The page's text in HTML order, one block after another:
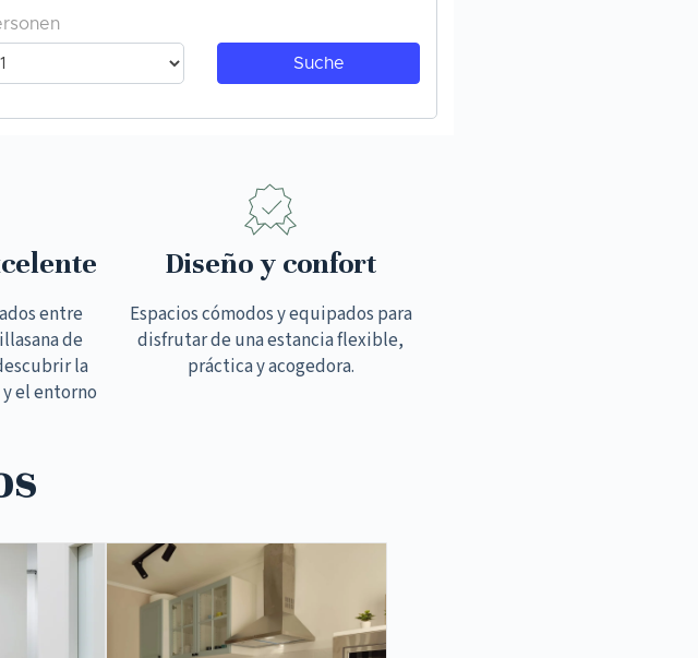
entre
de
la
el entorno
Diseño y confort
Espacios cómodos y equipados para
disfrutar de una estancia flexible,
práctica y acogedora.